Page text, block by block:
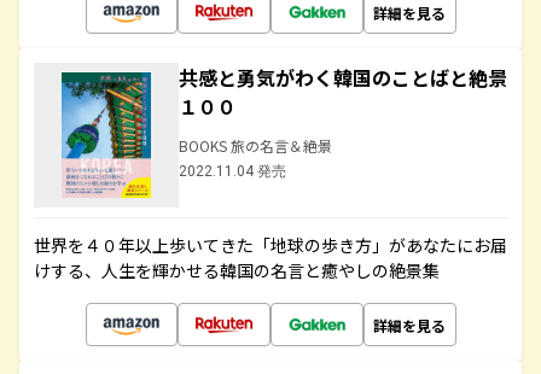
詳細を見る
共感と勇気がわく韓国のことばと絶景
１００
BOOKS 旅の名言＆絶景
2022.11.04 発売
世界を４０年以上歩いてきた「地球の歩き方」があなたにお届
けする、人生を輝かせる韓国の名言と癒やしの絶景集
詳細を見る